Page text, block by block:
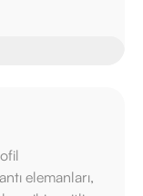
elemanları,